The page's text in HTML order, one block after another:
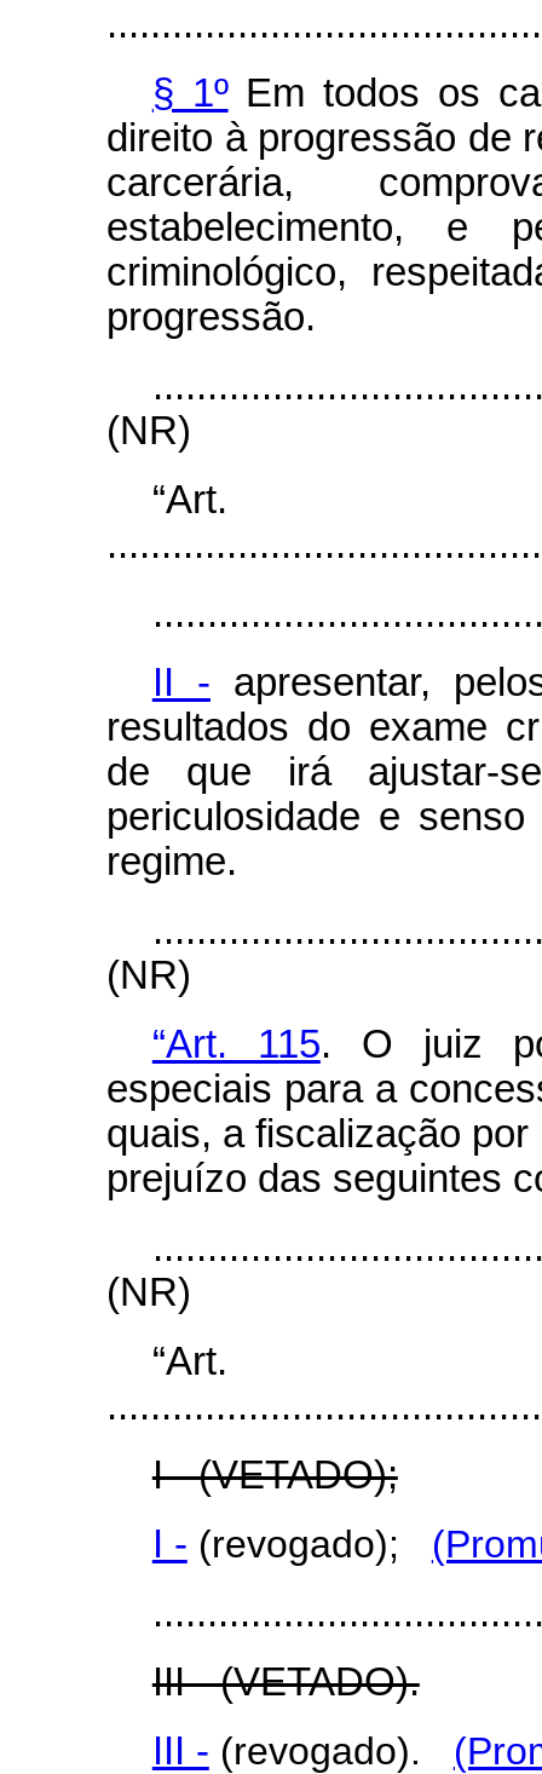
§ 1ºEm todos os
direito à progressão de
carcerária,
estabelecimento, e
criminológico,
progressão.
(NR)
II - apresentar,
resultados do exame
de que irá ajustar-
periculosidade e
regime.
(NR)
“Art. 115. O juiz
especiais para a
quais, a fiscalização
prejuízo das seguintes
(NR)
I - (VETADO);
I - (revogado);
III - (VETADO).
III - (revogado).